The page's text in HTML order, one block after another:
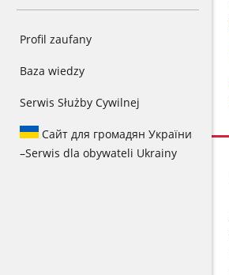
Profil zaufany
Baza wiedzy
Serwis Służby Cywilnej
Сайт для громадян України
–Serwis dla obywateli Ukrainy